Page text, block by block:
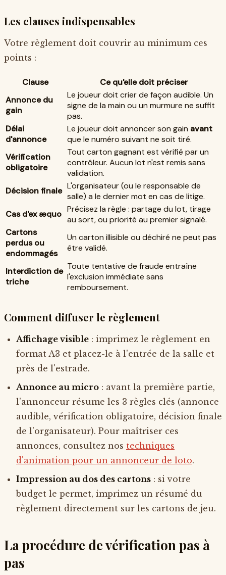
Les clauses indispensables
Votre règlement doit couvrir au minimum ces
points :
Clause
Ce qu'elle doit préciser
Annonce du
gain
Le joueur doit crier de façon audible. Un
signe de la main ou un murmure ne suffit
pas.
Délai
d'annonce
Le joueur doit annoncer son gain avant
que le numéro suivant ne soit tiré.
Vérification
obligatoire
Tout carton gagnant est vérifié par un
contrôleur. Aucun lot n'est remis sans
validation.
Décision finale L'organisateur (ou le responsable de
salle) a le dernier mot en cas de litige.
Cas d'ex æquo Précisez la règle : partage du lot, tirage
au sort, ou priorité au premier signalé.
Cartons
perdus ou
endommagés
Un carton illisible ou déchiré ne peut pas
être validé.
Interdiction de
triche
Toute tentative de fraude entraîne
l'exclusion immédiate sans
remboursement.
Comment diffuser le règlement
Affichage visible : imprimez le règlement en
format A3 et placez-le à l'entrée de la salle et
près de l'estrade.
Annonce au micro : avant la première partie,
l'annonceur résume les 3 règles clés (annonce
audible, vérification obligatoire, décision finale
de l'organisateur). Pour maîtriser ces
annonces, consultez nos techniques
d'animation pour un annonceur de loto.
Impression au dos des cartons : si votre
budget le permet, imprimez un résumé du
règlement directement sur les cartons de jeu.
La procédure de vérification pas à
pas